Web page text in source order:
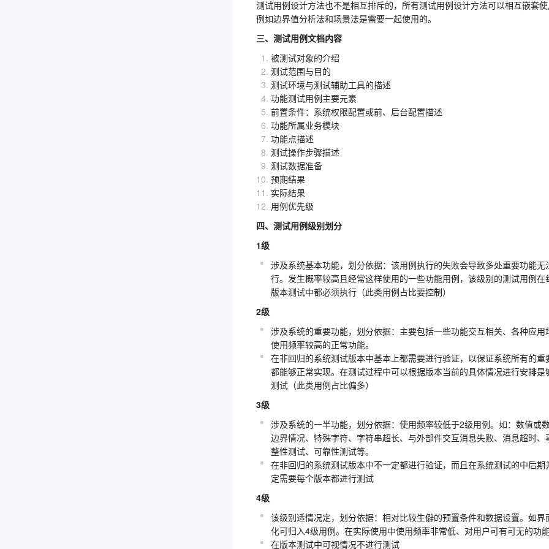
测试用例设计方法也不是相互排斥的，所有测试用例设计方法可以相互嵌套使
例如边界值分析法和场景法是需要一起使用的。
三、测试用例文档内容
被测试对象的介绍
测试范围与目的
测试环境与测试辅助工具的描述
功能测试用例主要元素
前置条件：系统权限配置或前、后台配置描述
功能所属业务模块
功能点描述
测试操作步骤描述
测试数据准备
预期结果
实际结果
用例优先级
四、测试用例级别划分
1级
涉及系统基本功能，划分依据：该用例执行的失败会导致多处重要功能无
行。发生概率较高且经常这样使用的一些功能用例，该级别的测试用例在
版本测试中都必须执行（此类用例占比要控制）
2级
涉及系统的重要功能，划分依据：主要包括一些功能交互相关、各种应用
使用频率较高的正常功能。
在非回归的系统测试版本中基本上都需要进行验证，以保证系统所有的重
都能够正常实现。在测试过程中可以根据版本当前的具体情况进行安排是
测试（此类用例占比偏多）
3级
涉及系统的一半功能，划分依据：使用频率较低于2级用例。如：数值或
边界情况、特殊字符、字符串超长、与外部件交互消息失败、消息超时、
整性测试、可靠性测试等。
在非回归的系统测试版本中不一定都进行验证，而且在系统测试的中后期
定需要每个版本都进行测试
4级
该级别适情况定，划分依据：相对比较生僻的预置条件和数据设置。如界
化可归入4级用例。在实际使用中使用频率非常低、对用户可有可无的功能
在版本测试中可视情况不进行测试